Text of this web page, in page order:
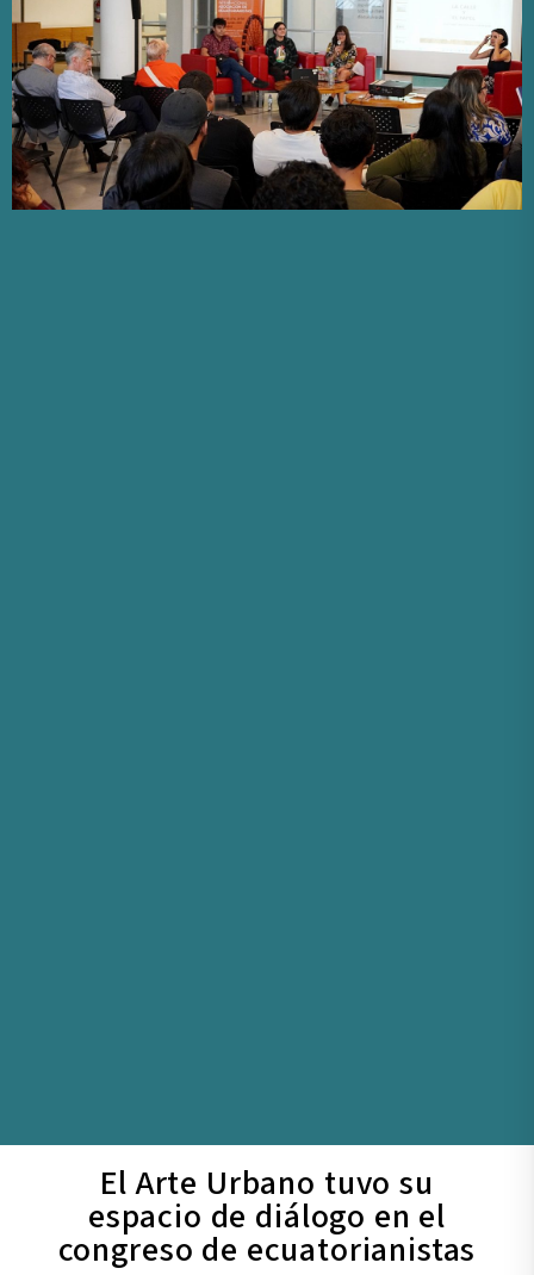
El Arte Urbano tuvo su
espacio de diálogo en el
congreso de ecuatorianistas